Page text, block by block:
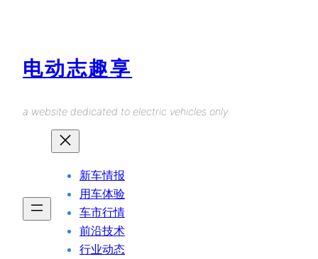
电动志趣享
a website dedicated to electric vehicles only.
新车情报
用车体验
车市行情
前沿技术
行业动态